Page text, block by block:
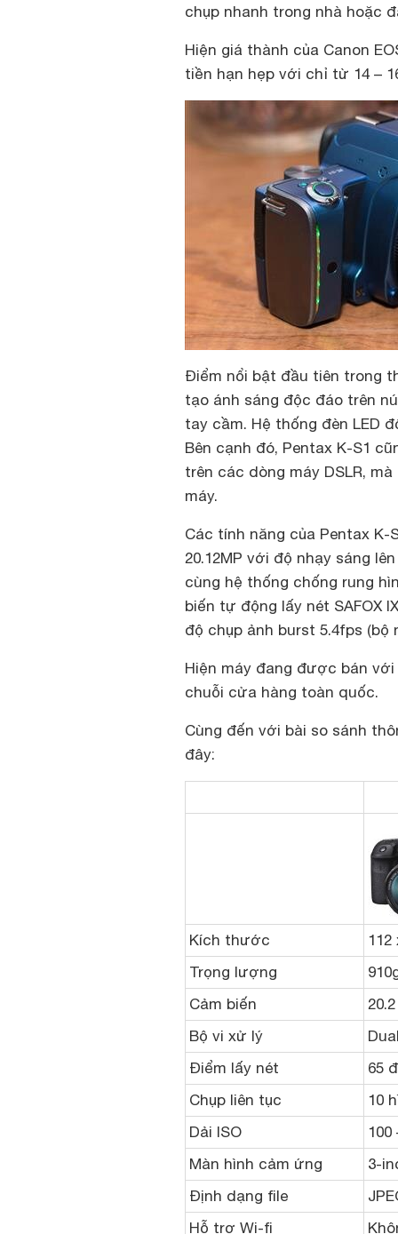
chụp nhanh trong nhà hoặc
Hiện giá thành của Canon
tiền hạn hẹp với chỉ từ 14 –
Điểm nổi bật đầu tiên trong
tạo ánh sáng độc đáo trên
tay cầm. Hệ thống đèn LED
Bên cạnh đó, Pentax K-S1
trên các dòng máy DSLR,
máy.
Các tính năng của Pentax
20.12MP với độ nhạy sáng
cùng hệ thống chống rung
biến tự động lấy nét SAFOX
độ chụp ảnh burst 5.4fps (bộ
Hiện máy đang được bán
chuỗi cửa hàng toàn quốc.
Cùng đến với bài so sánh
đây:
Kích thước
112
Trọng lượng
Cảm biến
Bộ vi xử lý
Điểm lấy nét
65
Chụp liên tục
10
Dải ISO
100
Màn hình cảm ứng
3-
Định dạng file
Hỗ trợ Wi-fi